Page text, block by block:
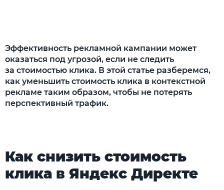
Эффективность рекламной кампании может
оказаться под угрозой, если не следить
за стоимостью клика. В этой статье разберемся,
как уменьшить стоимость клика в контекстной
рекламе таким образом, чтобы не потерять
перспективный трафик.
Как снизить стоимость
клика в Яндекс Директе
Исключение нерелевантных запросов
Анализ и тестирование объявлений
Использование минус-слов
Стратегия: как не переплачивать за показы
для ленивых
A/B-тесты: находим идеальный вариант